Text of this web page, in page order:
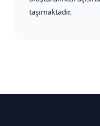
taşımaktadır.